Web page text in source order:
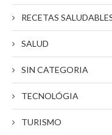
RECETAS
SALUD
SIN CATEGORIA
TECNOLÓGIA
TURISMO